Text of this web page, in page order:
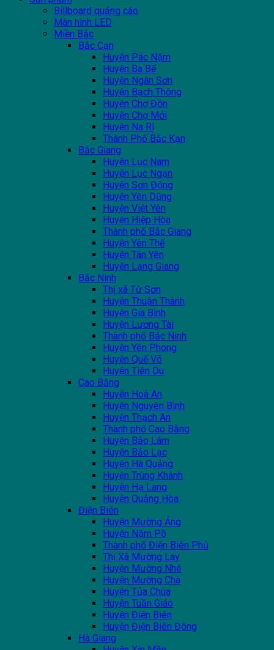
Billboard quảng cáo
Màn hình LED
Miền Bắc
Bắc Cạn
Huyện Pác Nặm
Huyện Ba Bể
Huyện Ngân Sơn
Huyện Bạch Thông
Huyện Chợ Đồn
Huyện Chợ Mới
Huyện Na Rì
Thành Phố Bắc Kạn
Bắc Giang
Huyện Lục Nam
Huyện Lục Ngạn
Huyện Sơn Động
Huyện Yên Dũng
Huyện Việt Yên
Huyện Hiệp Hòa
Thành phố Bắc Giang
Huyện Yên Thế
Huyện Tân Yên
Huyện Lạng Giang
Bắc Ninh
Thị xã Từ Sơn
Huyện Thuận Thành
Huyện Gia Bình
Huyện Lương Tài
Thành phố Bắc Ninh
Huyện Yên Phong
Huyện Quế Võ
Huyện Tiên Du
Cao Bằng
Huyện Hoà An
Huyện Nguyên Bình
Huyện Thạch An
Thành phố Cao Bằng
Huyện Bảo Lâm
Huyện Bảo Lạc
Huyện Hà Quảng
Huyện Trùng Khánh
Huyện Hạ Lang
Huyện Quảng Hòa
Điện Biên
Huyện Mường Ảng
Huyện Nậm Pồ
Thành phố Điện Biên Phủ
Thị Xã Mường Lay
Huyện Mường Nhé
Huyện Mường Chà
Huyện Tủa Chùa
Huyện Tuần Giáo
Huyện Điện Biên
Huyện Điện Biên Đông
Hà Giang